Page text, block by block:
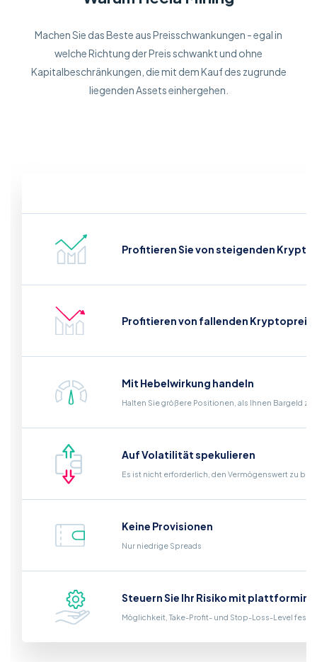
Machen Sie das Beste aus Preisschwankungen - egal in
welche Richtung der Preis schwankt und ohne
Kapitalbeschränkungen, die mit dem Kauf des zugrunde
liegenden Assets einhergehen.
Profitieren Sie von steigenden
Profitieren von fallenden
Mit Hebelwirkung handeln
Halten Sie größere Positionen, als Ihnen Bargeld
Auf Volatilität spekulieren
Es ist nicht erforderlich, den Vermögenswert zu
Keine Provisionen
Nur niedrige Spreads
Steuern Sie Ihr Risiko mit
Möglichkeit, Take-Profit- und Stop-Loss-Level